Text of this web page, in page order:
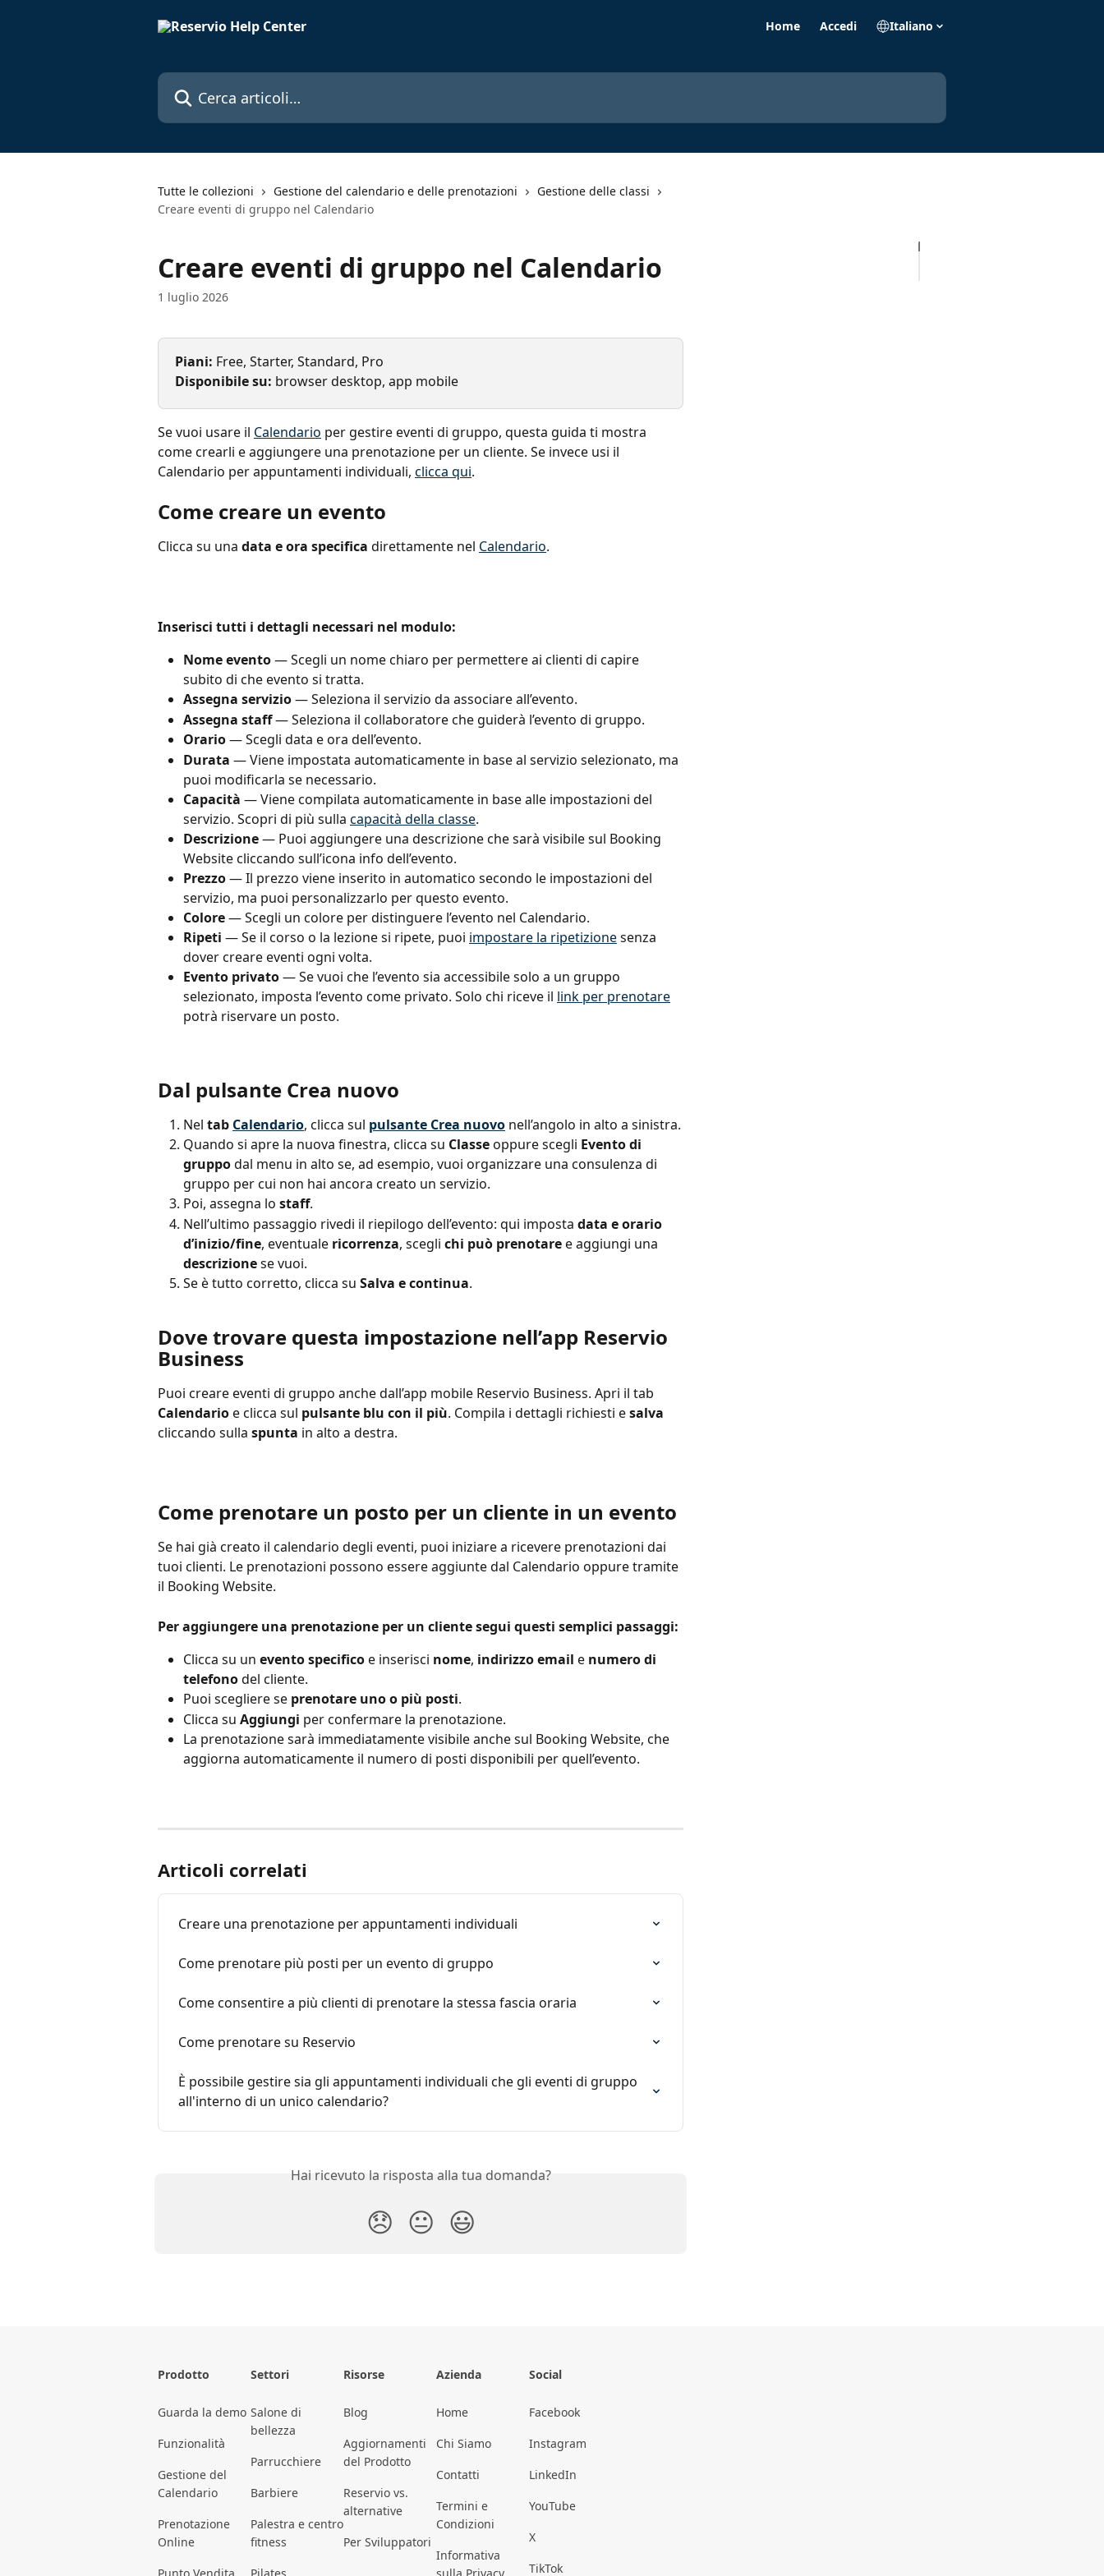
Home Accedi Italiano
Cerca articoli…
Tutte le collezioni Gestione del calendario e delle prenotazioni
Gestione delle classi
Creare eventi di gruppo nel Calendario
Creare eventi di gruppo nel Calendario
1 luglio 2026
Piani: Free, Starter, Standard, Pro
Disponibile su: browser desktop, app mobile
Se vuoi usare il Calendario per gestire eventi di gruppo, questa guida ti mostra
come crearli e aggiungere una prenotazione per un cliente. Se invece usi il
Calendario per appuntamenti individuali, clicca qui.
Come creare un evento
Clicca su una data e ora specifica direttamente nel Calendario.
Inserisci tutti i dettagli necessari nel modulo:
Nome evento — Scegli un nome chiaro per permettere ai clienti di capire
subito di che evento si tratta.
Assegna servizio — Seleziona il servizio da associare all’evento.
Assegna staff — Seleziona il collaboratore che guiderà l’evento di gruppo.
Orario — Scegli data e ora dell’evento.
Durata — Viene impostata automaticamente in base al servizio selezionato, ma
puoi modificarla se necessario.
Capacità — Viene compilata automaticamente in base alle impostazioni del
servizio. Scopri di più sulla capacità della classe.
Descrizione — Puoi aggiungere una descrizione che sarà visibile sul Booking
Website cliccando sull’icona info dell’evento.
Prezzo — Il prezzo viene inserito in automatico secondo le impostazioni del
servizio, ma puoi personalizzarlo per questo evento.
Colore — Scegli un colore per distinguere l’evento nel Calendario.
Ripeti — Se il corso o la lezione si ripete, puoi impostare la ripetizione senza
dover creare eventi ogni volta.
Evento privato — Se vuoi che l’evento sia accessibile solo a un gruppo
selezionato, imposta l’evento come privato. Solo chi riceve il link per prenotare
potrà riservare un posto.
Dal pulsante Crea nuovo
Nel tab Calendario, clicca sul pulsante Crea nuovo nell’angolo in alto a sinistra.
Quando si apre la nuova finestra, clicca su Classe oppure scegli Evento di
gruppo dal menu in alto se, ad esempio, vuoi organizzare una consulenza di
gruppo per cui non hai ancora creato un servizio.
Poi, assegna lo staff.
Nell’ultimo passaggio rivedi il riepilogo dell’evento: qui imposta data e orario
d’inizio/fine, eventuale ricorrenza, scegli chi può prenotare e aggiungi una
descrizione se vuoi.
Se è tutto corretto, clicca su Salva e continua.
Dove trovare questa impostazione nell’app Reservio
Business
Puoi creare eventi di gruppo anche dall’app mobile Reservio Business. Apri il tab
Calendario e clicca sul pulsante blu con il più. Compila i dettagli richiesti e salva
cliccando sulla spunta in alto a destra.
Come prenotare un posto per un cliente in un evento
Se hai già creato il calendario degli eventi, puoi iniziare a ricevere prenotazioni dai
tuoi clienti. Le prenotazioni possono essere aggiunte dal Calendario oppure tramite
il Booking Website.
Per aggiungere una prenotazione per un cliente segui questi semplici passaggi:
Clicca su un evento specifico e inserisci nome, indirizzo email e numero di
telefono del cliente.
Puoi scegliere se prenotare uno o più posti.
Clicca su Aggiungi per confermare la prenotazione.
La prenotazione sarà immediatamente visibile anche sul Booking Website, che
aggiorna automaticamente il numero di posti disponibili per quell’evento.
Articoli correlati
Creare una prenotazione per appuntamenti individuali
Come prenotare più posti per un evento di gruppo
Come consentire a più clienti di prenotare la stessa fascia oraria
Come prenotare su Reservio
È possibile gestire sia gli appuntamenti individuali che gli eventi di gruppo
all'interno di un unico calendario?
Hai ricevuto la risposta alla tua domanda?
😞 😐 😃
Prodotto
Guarda la demo
Funzionalità
Gestione del
Calendario
Prenotazione
Online
Settori
Salone di
bellezza
Parrucchiere
Barbiere
Palestra e centro
fitness
Risorse
Blog
Aggiornamenti
del Prodotto
Reservio vs.
alternative
Per Sviluppatori
Azienda
Home
Chi Siamo
Contatti
Termini e
Condizioni
Informativa
Social
Facebook
Instagram
LinkedIn
YouTube
X
TikTok